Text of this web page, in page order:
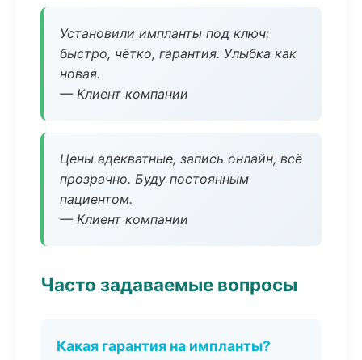
Установили импланты под ключ:
быстро, чётко, гарантия. Улыбка как
новая.
— Клиент компании
Цены адекватные, запись онлайн, всё
прозрачно. Буду постоянным
пациентом.
— Клиент компании
Часто задаваемые вопросы
Какая гарантия на импланты?